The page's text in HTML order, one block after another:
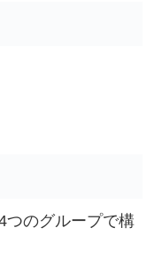
つのグループで構